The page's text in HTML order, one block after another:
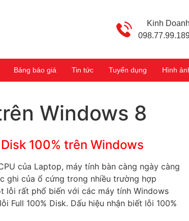
Kinh Doanh
Bảng báo giá Tin tức Tuyển dụng Hình
Windows 8
100% trên Windows
của Laptop, máy tính bàn càng ngày càng
ghi của ổ cứng trong nhiều trường hợp
lỗi rất phổ biến với các máy tính Windows
Full 100% Disk. Dấu hiệu nhận biết lỗi 100%